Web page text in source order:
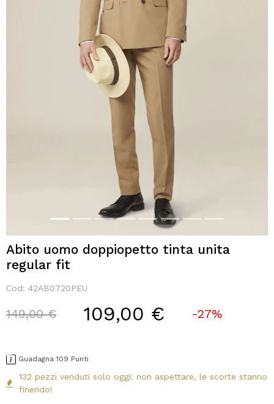
Abito uomo doppiopetto tinta unita
regular fit
Cod: 42AB0720PEU
Price reduced from
149,00 €to 109,00 € -27%
Guadagna 109 Punti
132 pezzi venduti solo oggi: non aspettare, le scorte stanno
finendo!